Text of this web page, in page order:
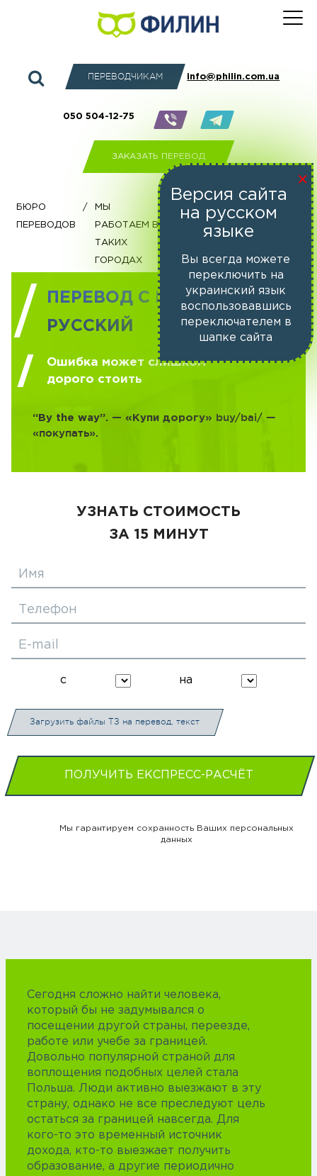
ПЕРЕВОДЧИКАМ info@philin.com.ua
050 504-12-75
ЗАКАЗАТЬ ПЕРЕВОД
бюро
переводов
/
Мы
работаем в
таких
городах
Киев
ПЕРЕВОД С ПОЛЬСКОГО НА
РУССКИЙ
Ошибка может слишком
дорого стоить
“By the way”. — «Купи дорогу» buy/bai/ —
«покупать».
УЗНАТЬ СТОИМОСТЬ
ЗА 15 МИНУТ
Имя
Телефон
E-mail
с на
Загрузить файлы ТЗ на перевод, текст
ПОЛУЧИТЬ ЕКСПРЕСС-РАСЧЁТ
Мы гарантируем сохранность Ваших персональных
данных
Сегодня сложно найти человека,
который бы не задумывался о
посещении другой страны, переезде,
работе или учебе за границей.
Довольно популярной страной для
воплощения подобных целей стала
Польша. Люди активно выезжают в эту
страну, однако не все преследуют цель
остаться за границей навсегда. Для
кого-то это временный источник
дохода, кто-то выезжает получить
образование, а другие периодично
Версия сайта
на русском
языке
Вы всегда можете
переключить на
украинский язык
воспользовавшись
переключателем в
шапке сайта
×